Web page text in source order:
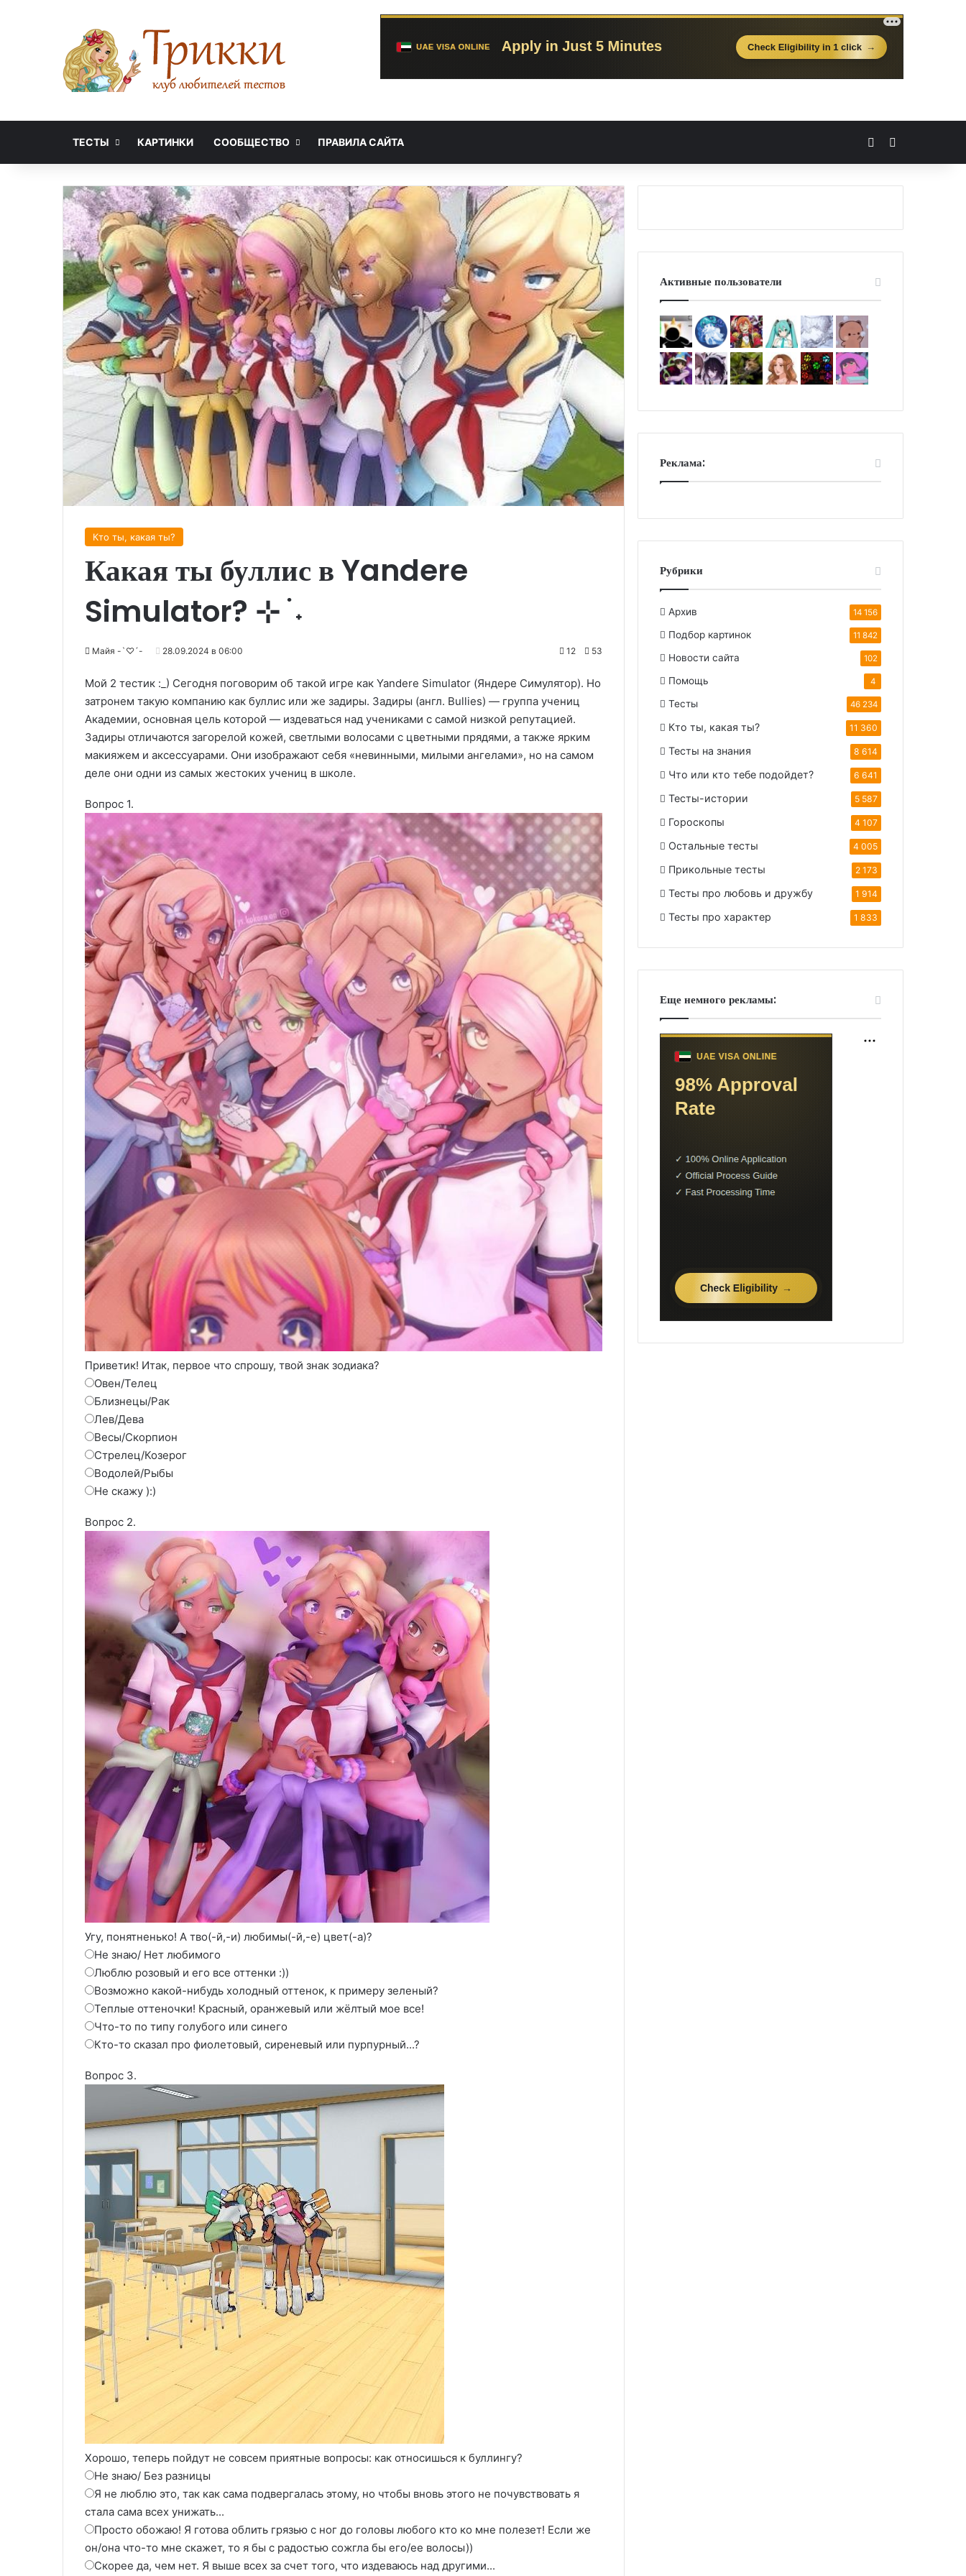
ТЕСТЫ КАРТИНКИ СООБЩЕСТВО ПРАВИЛА САЙТА Вход
Кто ты, какая ты?
Какая ты буллис в Yandere
Simulator? ⊹ ࣪ ˖
Майя -`♡´- 28.09.2024 в 06:00 12 53
Мой 2 тестик :_) Сегодня поговорим об такой игре как Yandere Simulator (Яндере Симулятор). Но
затронем такую компанию как буллис или же задиры. Задиры (англ. Bullies) — группа учениц
Академии, основная цель которой — издеваться над учениками с самой низкой репутацией.
Задиры отличаются загорелой кожей, светлыми волосами с цветными прядями, а также ярким
макияжем и аксессуарами. Они изображают себя «невинными, милыми ангелами», но на самом
деле они одни из самых жестоких учениц в школе.
Вопрос 1.
Приветик! Итак, первое что спрошу, твой знак зодиака?
Овен/Телец
Близнецы/Рак
Лев/Дева
Весы/Скорпион
Стрелец/Козерог
Водолей/Рыбы
Не скажу ):)
Вопрос 2.
Угу, понятненько! А тво(-й,-и) любимы(-й,-е) цвет(-а)?
Не знаю/ Нет любимого
Люблю розовый и его все оттенки :))
Возможно какой-нибудь холодный оттенок, к примеру зеленый?
Теплые оттеночки! Красный, оранжевый или жёлтый мое все!
Что-то по типу голубого или синего
Кто-то сказал про фиолетовый, сиреневый или пурпурный...?
Вопрос 3.
Хорошо, теперь пойдут не совсем приятные вопросы: как относишься к буллингу?
Не знаю/ Без разницы
Я не люблю это, так как сама подвергалась этому, но чтобы вновь этого не почувствовать я
стала сама всех унижать...
Просто обожаю! Я готова облить грязью с ног до головы любого кто ко мне полезет! Если же
он/она что-то мне скажет, то я бы с радостью сожгла бы его/ее волосы))
Скорее да, чем нет. Я выше всех за счет того, что издеваюсь над другими...
Активные пользователи
Реклама:
Рубрики
Архив 14 156
Подбор картинок 11 842
Новости сайта 102
Помощь 4
Тесты 46 234
Кто ты, какая ты? 11 360
Тесты на знания 8 614
Что или кто тебе подойдет? 6 641
Тесты-истории 5 587
Гороскопы 4 107
Остальные тесты 4 005
Прикольные тесты 2 173
Тесты про любовь и дружбу 1 914
Тесты про характер 1 833
Еще немного рекламы: